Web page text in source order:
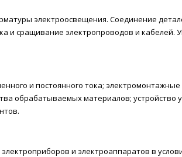
электроосвещения. Соединение
и сращивание электропроводов и
и постоянного тока;
обрабатываемых материалов;
и электроаппаратов в